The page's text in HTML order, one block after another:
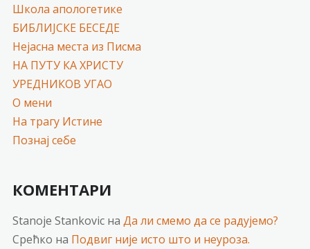
Школа апологетике
БИБЛИЈСКЕ БЕСЕДЕ
Нејасна места из Писма
НА ПУТУ КА ХРИСТУ
УРЕДНИКОВ УГАО
О мени
На трагу Истине
Познај себе
КОМЕНТАРИ
Stanoje Stankovicна Да ли смемо да се радујемо?
Срећко на Подвиг није исто што и неуроза.